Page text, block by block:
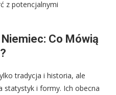
z potencjalnymi
Co Mówią
tradycja i historia, ale
statystyk i formy. Ich obecna